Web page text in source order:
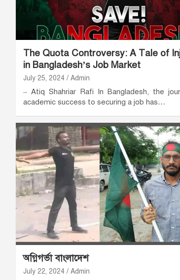
The Quota Controversy: A Tale of
in Bangladesh’s Job Market
July 25, 2024 Admin
– Atiq Shahriar Rafi In Bangladesh, the
academic success to securing a job has…
অগ্নিগর্ভা বাংলাদেশ
July 22, 2024 Admin